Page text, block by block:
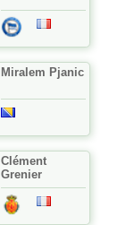
Miralem Pjanic
Clément
Grenier